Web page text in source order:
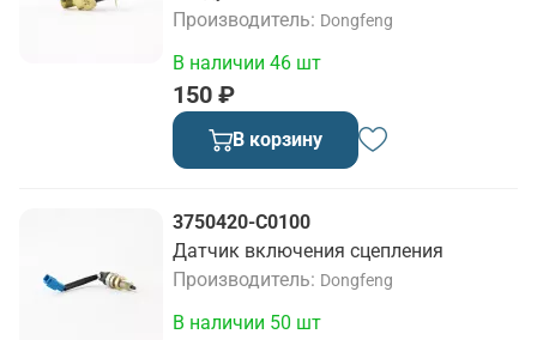
Производитель
Dongfeng
150 ₽
В наличии 46 шт
В корзину
3750420-C0100
Датчик включения сцепления
Производитель
Dongfeng
В наличии 50 шт